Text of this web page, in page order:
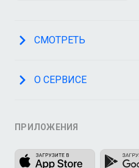
СМОТРЕТЬ
О СЕРВИСЕ
ПРИЛОЖЕНИЯ